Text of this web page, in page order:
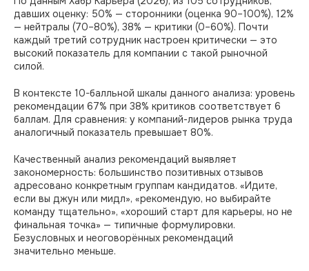
давших оценку: 50% — сторонники (оценка 90–100%), 12%
— нейтралы (70–80%), 38% — критики (0–60%). Почти
каждый третий сотрудник настроен критически — это
высокий показатель для компании с такой рыночной
силой.
В контексте 10-балльной шкалы данного анализа: уровень
рекомендации 67% при 38% критиков соответствует 6
баллам. Для сравнения: у компаний-лидеров рынка труда
аналогичный показатель превышает 80%.
Качественный анализ рекомендаций выявляет
закономерность: большинство позитивных отзывов
адресовано конкретным группам кандидатов. «Идите,
если вы джун или мидл», «рекомендую, но выбирайте
команду тщательно», «хороший старт для карьеры, но не
финальная точка» — типичные формулировки.
Безусловных и неоговорённых рекомендаций
значительно меньше.